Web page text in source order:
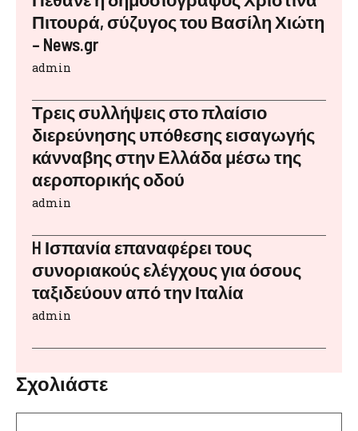
Πιτουρά, σύζυγος του Βασίλη Χιώτη
– News.gr
admin
Τρεις συλλήψεις στο πλαίσιο
διερεύνησης υπόθεσης εισαγωγής
κάνναβης στην Ελλάδα μέσω της
αεροπορικής οδού
admin
H Ισπανία επαναφέρει τους
συνοριακούς ελέγχους για όσους
ταξιδεύουν από την Ιταλία
admin
Σχολιάστε